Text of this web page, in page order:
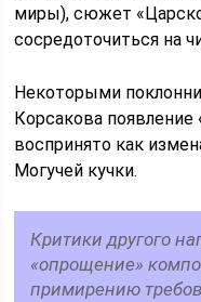
миры), сюжет
сосредоточиться на
Некоторыми
Корсакова
воспринято как
Могучей кучки.
Критики другого
«опрощение»
примирению